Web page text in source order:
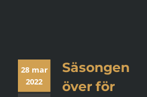
28 mar
2022
Säsongen
över för